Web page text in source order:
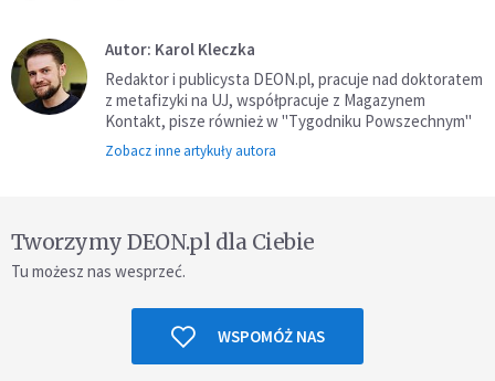
Autor: Karol Kleczka
Redaktor i publicysta DEON.pl, pracuje nad doktoratem
z metafizyki na UJ, współpracuje z Magazynem
Kontakt, pisze również w "Tygodniku Powszechnym"
Zobacz inne artykuły autora
Tworzymy DEON.pl dla Ciebie
Tu możesz nas wesprzeć.
WSPOMÓŻ NAS